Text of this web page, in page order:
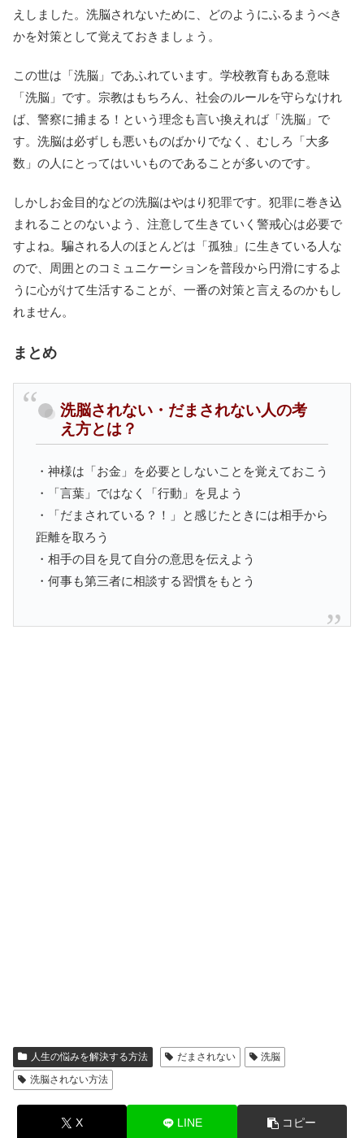
えしました。洗脳されないために、どのようにふるまうべき
かを対策として覚えておきましょう。
この世は「洗脳」であふれています。学校教育もある意味
「洗脳」です。宗教はもちろん、社会のルールを守らなけれ
ば、警察に捕まる！という理念も言い換えれば「洗脳」で
す。洗脳は必ずしも悪いものばかりでなく、むしろ「大多
数」の人にとってはいいものであることが多いのです。
しかしお金目的などの洗脳はやはり犯罪です。犯罪に巻き込
まれることのないよう、注意して生きていく警戒心は必要で
すよね。騙される人のほとんどは「孤独」に生きている人な
ので、周囲とのコミュニケーションを普段から円滑にするよ
うに心がけて生活することが、一番の対策と言えるのかもし
れません。
まとめ
洗脳されない・だまされない人の考
え方とは？
・神様は「お金」を必要としないことを覚えておこう
・「言葉」ではなく「行動」を見よう
・「だまされている？！」と感じたときには相手から
距離を取ろう
・相手の目を見て自分の意思を伝えよう
・何事も第三者に相談する習慣をもとう
人生の悩みを解決する方法 だまされない
洗脳
洗脳されない方法
X LINE コピー